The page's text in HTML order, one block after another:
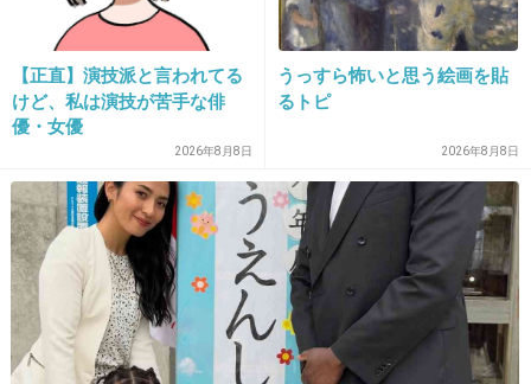
16. 匿名 2014/06/24(火) 12:42:29
大島に限らずAKBはみんな発言がイタイｗ
+212
【正直】演技派と言われてる
けど、私は演技が苦手な俳
優・女優
2026年8月8日
うっすら怖いと思う絵画を貼
るトピ
2026年8月8日